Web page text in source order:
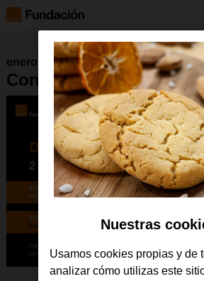
enero 2026
Concurso camiseta 2-02
Nuestras
Usamos cookies propias y de
analizar cómo utilizas este